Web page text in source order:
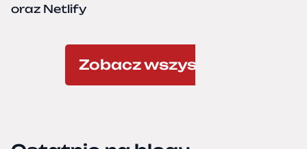
oraz Netlify
Zobacz wszystkie